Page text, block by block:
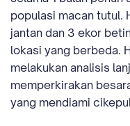
populasi macan tutul.
jantan dan 3 ekor
lokasi yang berbeda.
melakukan analisis
memperkirakan
yang mendiami